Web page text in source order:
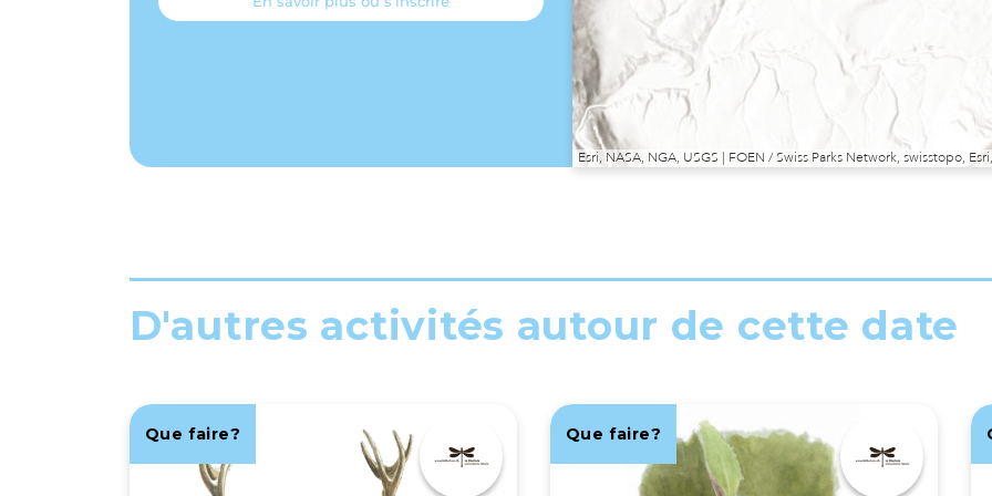
Esri, NASA, NGA, USGS | FOEN / Swiss Parks Network, swisstopo,
D'autres activités autour de cette date
Que faire? Que faire?